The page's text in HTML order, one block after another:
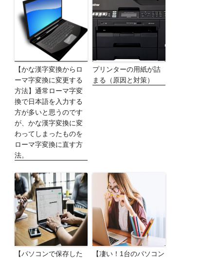
【かな漢字変換からロ
ーマ字変換に変更する
方法】通常ローマ字変
換で日本語を入力する
方が多いと思うのです
が、かな漢字変換に変
わってしまったものを
ローマ字変換に直す方
法。
プリンターの用紙が詰
まる（原因と対策）
【パソコンで保存した
【凄い！1台のパソコン